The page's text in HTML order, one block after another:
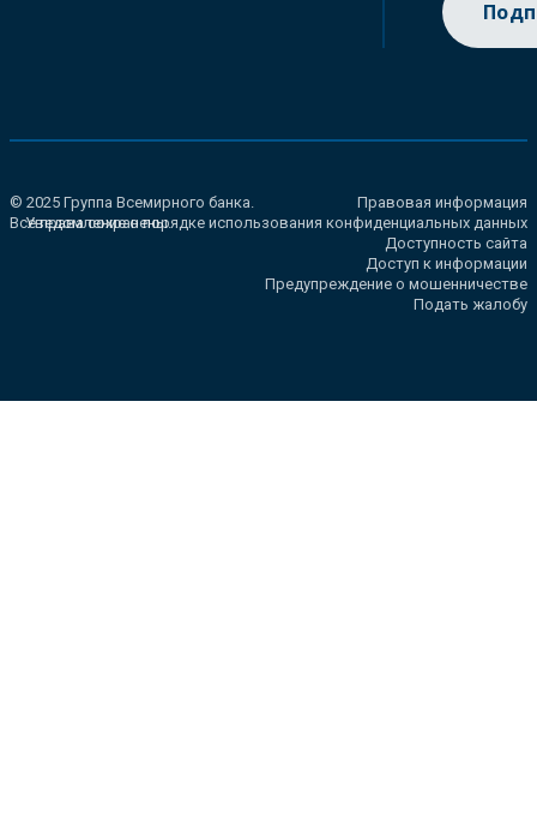
© 2025 Группа Всемирного банка.
Все права сохранены.
Правовая информация
Уведомление о порядке использования конфиденциальных данных
Доступность сайта
Доступ к информации
Предупреждение о мошенничестве
Подать жалобу